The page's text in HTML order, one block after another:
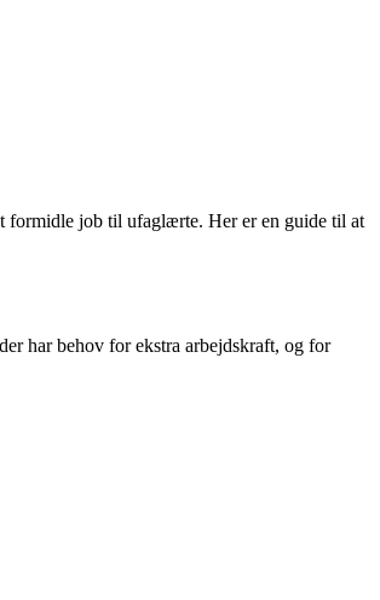
formidle job til ufaglærte. Her er en guide til at
har behov for ekstra arbejdskraft, og for